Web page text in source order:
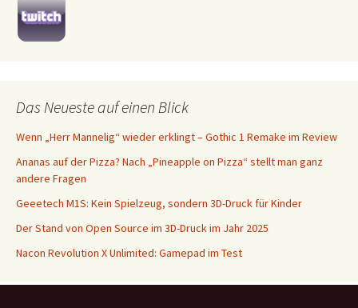
Das Neueste auf einen Blick
Wenn „Herr Mannelig“ wieder erklingt – Gothic 1 Remake im Review
Ananas auf der Pizza? Nach „Pineapple on Pizza“ stellt man ganz
andere Fragen
Geeetech M1S: Kein Spielzeug, sondern 3D-Druck für Kinder
Der Stand von Open Source im 3D-Druck im Jahr 2025
Nacon Revolution X Unlimited: Gamepad im Test